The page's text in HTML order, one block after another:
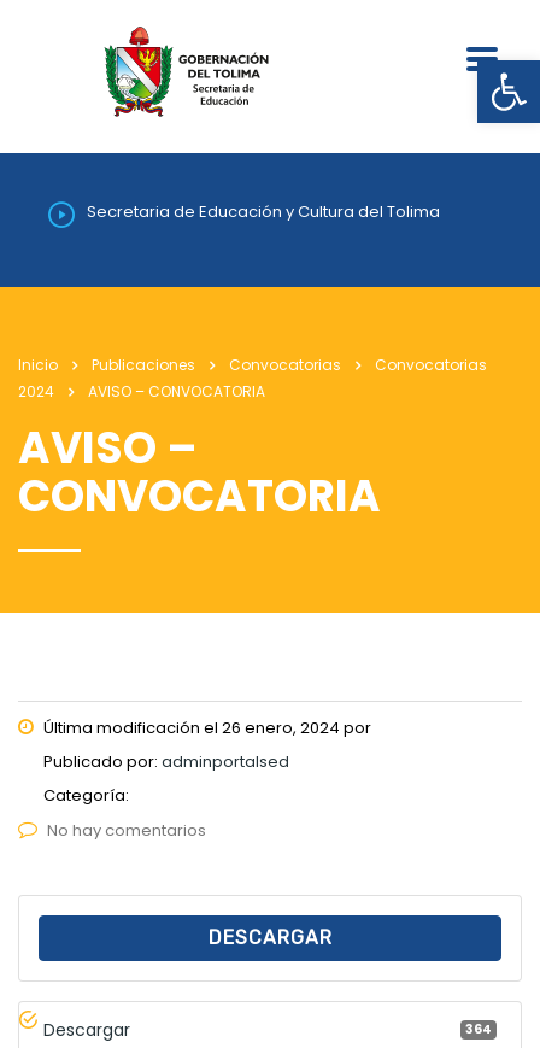
Secretaria de Educación y Cultura del Tolima
Inicio Publicaciones Convocatorias
Convocatorias
2024
AVISO – CONVOCATORIA
AVISO –
CONVOCATORIA
Última modificación el 26 enero, 2024 por
Publicado por: adminportalsed
Categoría:
No hay comentarios
DESCARGAR
Descargar 364